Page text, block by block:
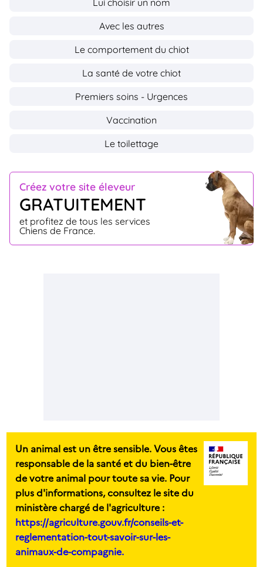
Créez votre site éleveur
GRATUITEMENT
et profitez de tous les services
Chiens de France.
Avec les autres
Le comportement du chiot
La santé de votre chiot
Premiers soins - Urgences
Vaccination
Le toilettage
Un animal est un être sensible. Vous êtes
responsable de la santé et du bien-être
de votre animal pour toute sa vie. Pour
plus d'informations, consultez le site du
ministère chargé de l'agriculture :
https://agriculture.gouv.fr/conseils-et-
reglementation-tout-savoir-sur-les-
animaux-de-compagnie.